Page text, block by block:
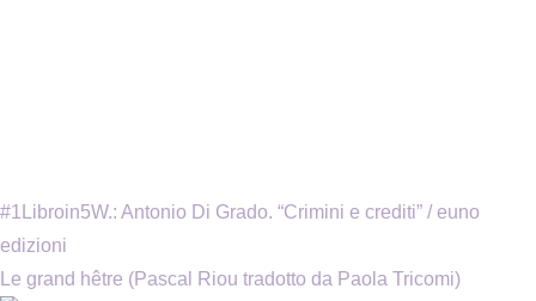
#1Libroin5W.: Antonio Di Grado. “Crimini e crediti” / euno
edizioni
Le grand hêtre (Pascal Riou tradotto da Paola Tricomi)